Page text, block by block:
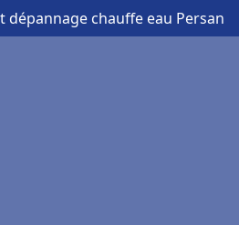
dépannage chauffe eau Persan